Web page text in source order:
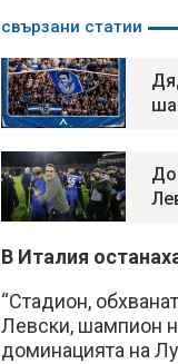
свързани статии
В Италия
“Стадион,
Левски, шампион
доминацията на